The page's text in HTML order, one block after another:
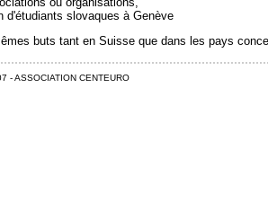
d'étudiants slovaques à Genève
buts tant en Suisse que dans les pays
- ASSOCIATION CENTEURO